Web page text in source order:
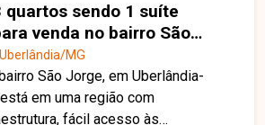
quartos sendo 1 suíte
venda no bairro São
MG
MG
São Jorge, em Uberlândia-
em uma região com
fácil acesso às